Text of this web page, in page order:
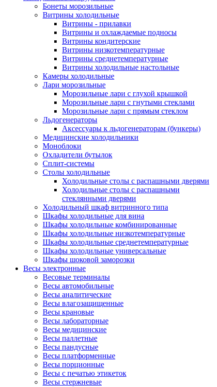
Бонеты морозильные
Витрины холодильные
Витрины - прилавки
Витрины и охлаждаемые подносы
Витрины кондитерские
Витрины низкотемпературные
Витрины среднетемпературные
Витрины холодильные настольные
Камеры холодильные
Лари морозильные
Морозильные лари с глухой крышкой
Морозильные лари с гнутыми стеклами
Морозильные лари с прямым стеклом
Льдогенераторы
Аксессуары к льдогенераторам (бункеры)
Медицинские холодильники
Моноблоки
Охладители бутылок
Сплит-системы
Столы холодильные
Холодильные столы с распашными дверями
Холодильные столы с распашными
стеклянными дверями
Холодильный шкаф витринного типа
Шкафы холодильные для вина
Шкафы холодильные комбинированные
Шкафы холодильные низкотемпературные
Шкафы холодильные среднетемпературные
Шкафы холодильные универсальные
Шкафы шоковой заморозки
Весы электронные
Весовые терминалы
Весы автомобильные
Весы аналитические
Весы влагозащищенные
Весы крановые
Весы лабораторные
Весы медицинские
Весы паллетные
Весы пандусные
Весы платформенные
Весы порционные
Весы с печатью этикеток
Весы стержневые